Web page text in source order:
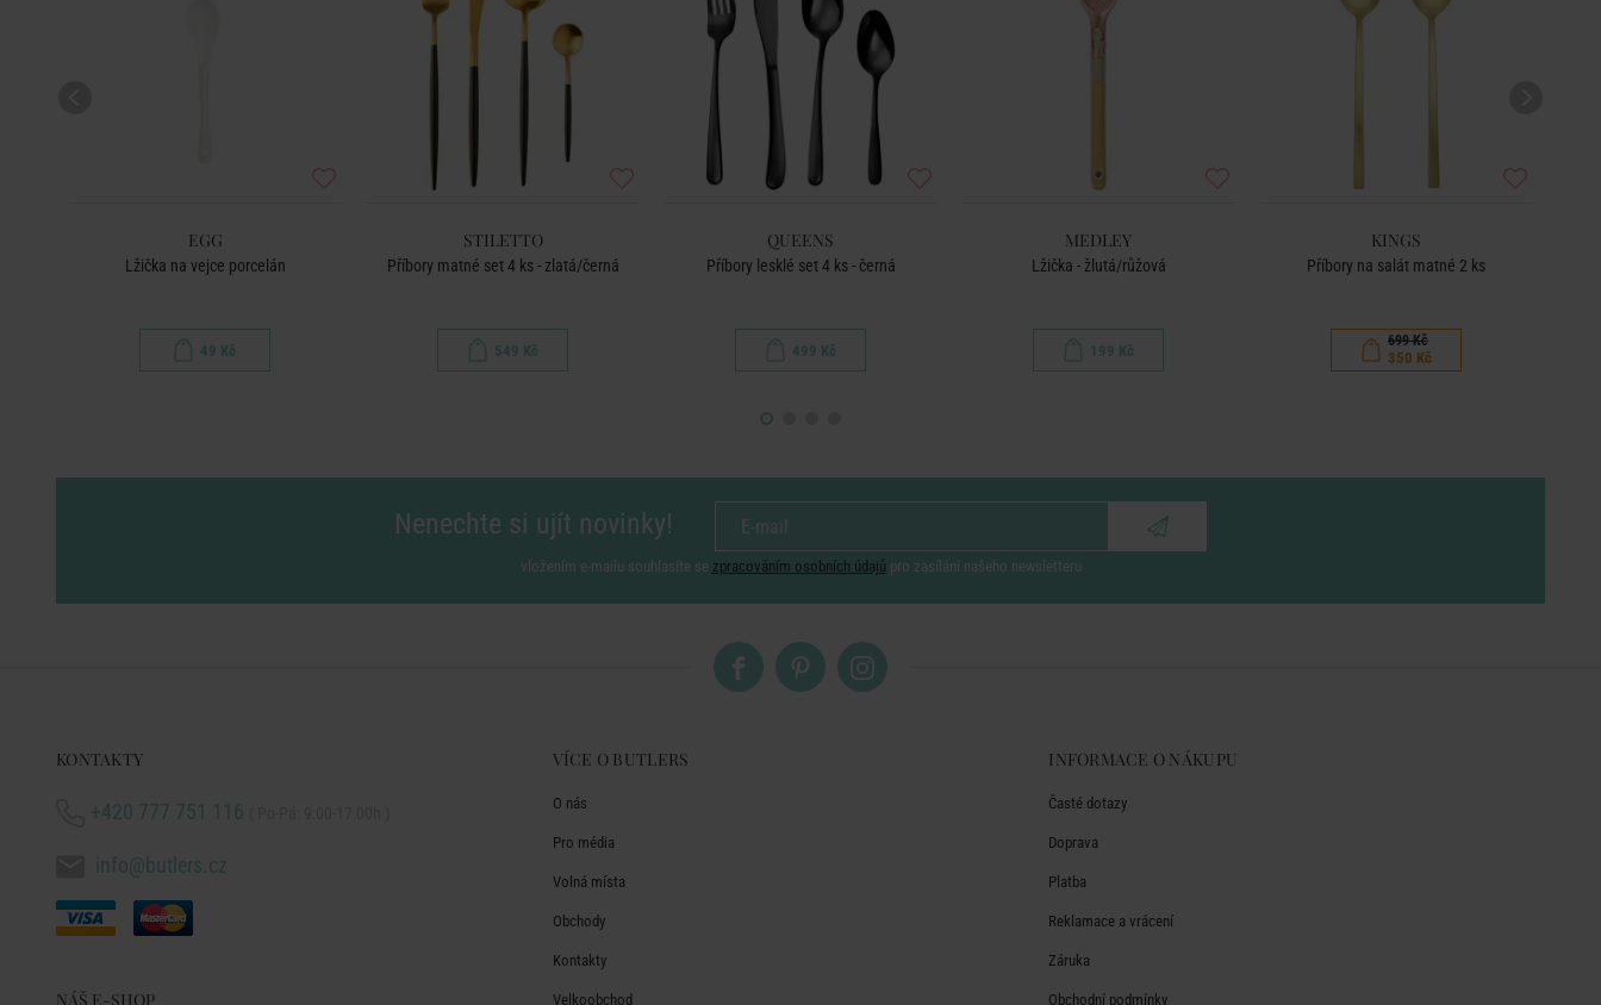
EGG
Lžička na vejce porcelán
49 Kč
STILETTO
Příbory matné set 4 ks - zlatá/černá
549 Kč
QUEENS
Příbory lesklé set 4 ks - černá
499 Kč
MEDLEY
Lžička - žlutá/růžová
199 Kč
KINGS
Příbory na salát matné 2 ks
699 Kč
350 Kč
Nenechte si ujít novinky!
vložením e-mailu souhlasíte se zpracováním osobních údajů pro zasílání našeho newsletteru
KONTAKTY
+420 777 751 116
info@butlers.cz
NÁŠ E-SHOP
VÍCE O BUTLERS
O nás
Pro média
Volná místa
Obchody
Kontakty
Velkoobchod
INFORMACE O NÁKUPU
Časté dotazy
Doprava
Platba
Reklamace a vrácení
Záruka
Obchodní podmínky